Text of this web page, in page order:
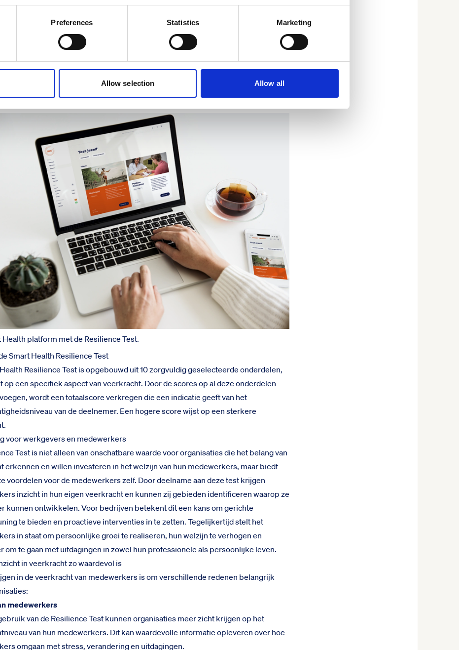
Preferences Statistics Marketing
Allow selection Allow all
tussen teams en een positieve werkcultuur. Kortom: aan een veerkrachtige
meten
van individuen en van een organisatie in kaart te brengen, biedt Smart
Test aan. Dit is feitelijk de Connor Davidson Resilience Test (CD-RISC),
beoordelen. Deze test werd in 2003 ontwikkeld met als doel de effectiviteit van
Health platform met de Resilience Test.
Smart Health Resilience Test
Resilience Test is opgebouwd uit 10 zorgvuldig geselecteerde onderdelen,
op een specifiek aspect van veerkracht. Door de scores op al deze onderdelen
wordt een totaalscore verkregen die een indicatie geeft van het
van de deelnemer. Een hogere score wijst op een sterkere
voor werkgevers en medewerkers
Test is niet alleen van onschatbare waarde voor organisaties die het belang van
erkennen en willen investeren in het welzijn van hun medewerkers, maar biedt
voordelen voor de medewerkers zelf. Door deelname aan deze test krijgen
inzicht in hun eigen veerkracht en kunnen zij gebieden identificeren waarop ze
kunnen ontwikkelen. Voor bedrijven betekent dit een kans om gerichte
te bieden en proactieve interventies in te zetten. Tegelijkertijd stelt het
in staat om persoonlijke groei te realiseren, hun welzijn te verhogen en
om te gaan met uitdagingen in zowel hun professionele als persoonlijke leven.
in veerkracht zo waardevol is
in de veerkracht van medewerkers is om verschillende redenen belangrijk
medewerkers
van de Resilience Test kunnen organisaties meer zicht krijgen op het
van hun medewerkers. Dit kan waardevolle informatie opleveren over hoe
omgaan met stress, verandering en uitdagingen.